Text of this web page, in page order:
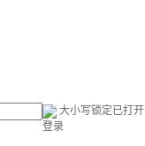
大小写锁定已打开
登录